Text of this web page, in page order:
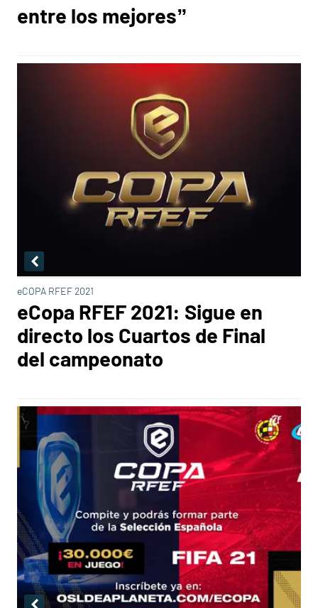
entre los mejores”
eCOPA RFEF 2021
eCopa RFEF 2021: Sigue en
directo los Cuartos de Final
del campeonato